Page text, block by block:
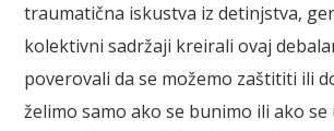
traumatična iskustva iz detinjstva,
kolektivni sadržaji kreirali ovaj
poverovali da se možemo zaštititi ili
želimo samo ako se bunimo ili ako